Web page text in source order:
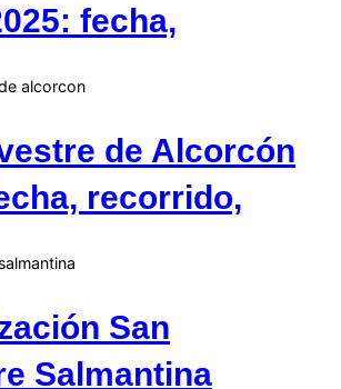
fecha,
de Alcorcón
recorrido,
San
Salmantina